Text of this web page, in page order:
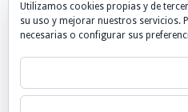
Utilizamos cookies propias y de
su uso y mejorar nuestros servicios.
necesarias o configurar sus